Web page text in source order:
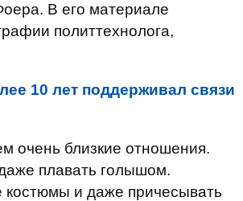
В его материале
политтехнолога,
10 лет поддерживал связи
очень близкие отношения.
плавать голышом.
костюмы и даже причесывать